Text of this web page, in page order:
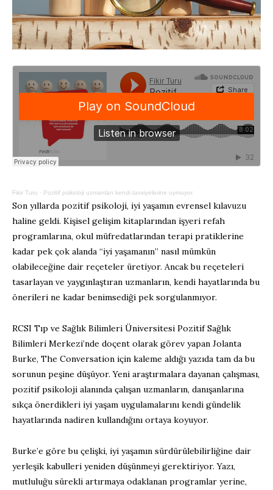
Fikir Turu · Pozitif psikoloji uzmanları kendi tavsiyelerine uymuyor.
Son yıllarda pozitif psikoloji, iyi yaşamın evrensel kılavuzu
haline geldi. Kişisel gelişim kitaplarından işyeri refah
programlarına, okul müfredatlarından terapi pratiklerine
kadar pek çok alanda “iyi yaşamanın” nasıl mümkün
olabileceğine dair reçeteler üretiyor. Ancak bu reçeteleri
tasarlayan ve yaygınlaştıran uzmanların, kendi hayatlarında bu
önerileri ne kadar benimsediği pek sorgulanmıyor.
RCSI Tıp ve Sağlık Bilimleri Üniversitesi Pozitif Sağlık
Bilimleri Merkezi’nde doçent olarak görev yapan Jolanta
Burke, The Conversation için kaleme aldığı yazıda tam da bu
sorunun peşine düşüyor. Yeni araştırmalara dayanan çalışması,
pozitif psikoloji alanında çalışan uzmanların, danışanlarına
sıkça önerdikleri iyi yaşam uygulamalarını kendi gündelik
hayatlarında nadiren kullandığını ortaya koyuyor.
Burke’e göre bu çelişki, iyi yaşamın sürdürülebilirliğine dair
yerleşik kabulleri yeniden düşünmeyi gerektiriyor. Yazı,
mutluluğu sürekli artırmaya odaklanan programlar yerine,